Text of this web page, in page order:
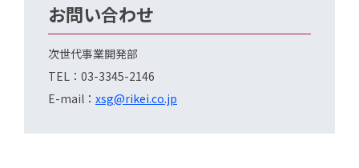
お問い合わせ
次世代事業開発部
TEL：03-3345-2146
E-mail： xsg@rikei.co.jp